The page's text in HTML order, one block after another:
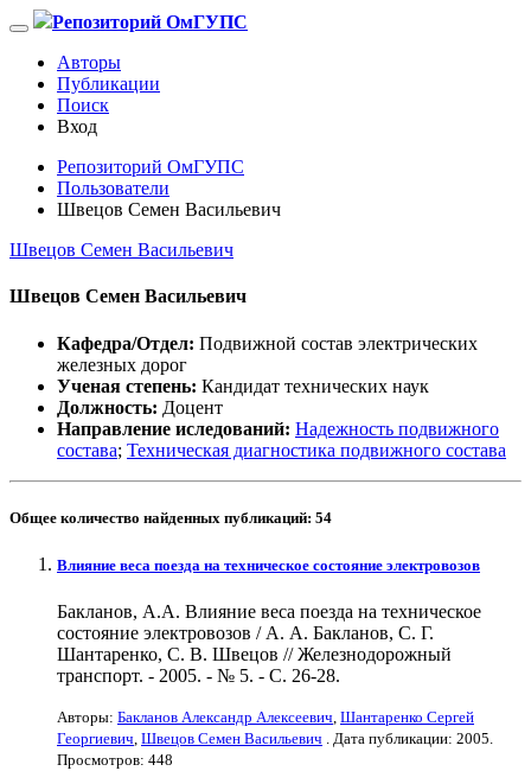
Репозиторий ОмГУПС
Авторы
Публикации
Поиск
Вход
Репозиторий ОмГУПС
Пользователи
Швецов Семен Васильевич
Швецов Семен Васильевич
Швецов Семен Васильевич
Кафедра/Отдел: Подвижной состав электрических
железных дорог
Ученая степень: Кандидат технических наук
Должность: Доцент
Направление иследований: Надежность подвижного
состава; Техническая диагностика подвижного состава
Общее количество найденных публикаций: 54
Влияние веса поезда на техническое состояние электровозов
Бакланов, А.А. Влияние веса поезда на техническое
состояние электровозов / А. А. Бакланов, С. Г.
Шантаренко, С. В. Швецов // Железнодорожный
транспорт. - 2005. - № 5. - С. 26-28.
Авторы: Бакланов Александр Алексеевич, Шантаренко Сергей
Георгиевич, Швецов Семен Васильевич . Дата публикации: 2005.
Просмотров: 448